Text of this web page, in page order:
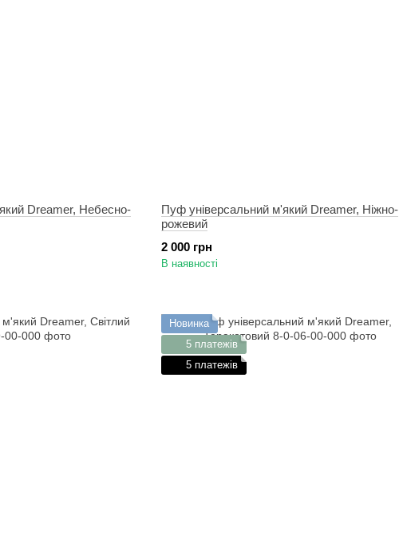
Dreamer, Небесно-
Пуф універсальний м'який Dreamer, Ніжно-
рожевий
2 000 грн
В наявності
Новинка
5 платежів
5 платежів